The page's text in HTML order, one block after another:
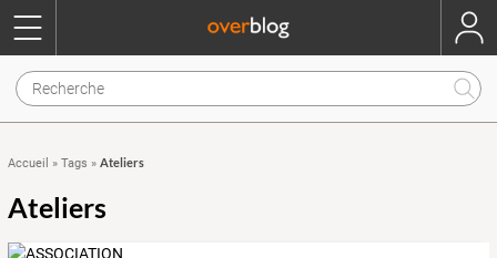
Accueil » Tags » Ateliers
Ateliers